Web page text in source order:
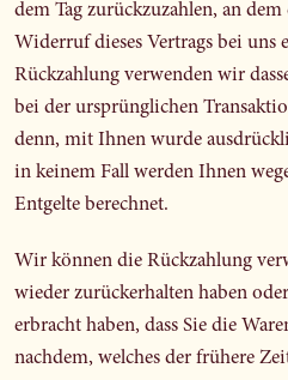
dem Tag zurückzuzahlen, an
Widerruf dieses Vertrags bei uns
Rückzahlung verwenden wir
bei der ursprünglichen
denn, mit Ihnen wurde
in keinem Fall werden Ihnen
Entgelte berechnet.
Wir können die Rückzahlung
wieder zurückerhalten haben
erbracht haben, dass Sie die
nachdem, welches der frühere